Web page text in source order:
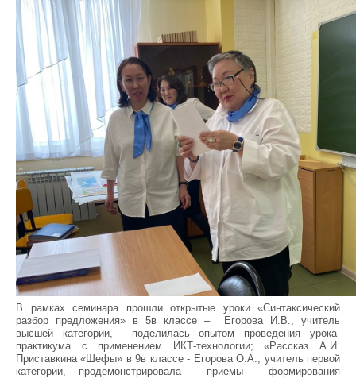
В рамках семинара прошли открытые уроки «Синтаксический
разбор предложения» в 5в классе – Егорова И.В., учитель
высшей категории, поделилась опытом проведения урока-
практикума с применением ИКТ-технологии; «Рассказ А.И.
Приставкина «Шефы» в 9в классе - Егорова О.А., учитель первой
категории, продемонстрировала приемы формирования